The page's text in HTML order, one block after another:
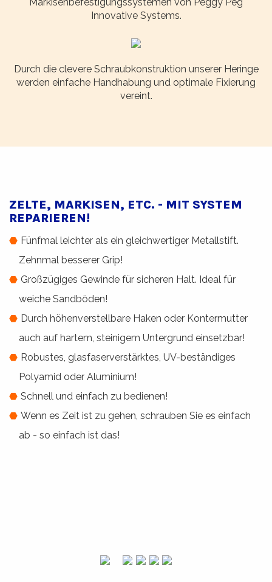
Innovative Systems.
Durch die clevere Schraubkonstruktion unserer Heringe
werden einfache Handhabung und optimale Fixierung
vereint.
ZELTE, MARKISEN, ETC. - MIT SYSTEM
REPARIEREN!
Fünfmal leichter als ein gleichwertiger Metallstift.
Zehnmal besserer Grip!
Großzügiges Gewinde für sicheren Halt. Ideal für
weiche Sandböden!
Durch höhenverstellbare Haken oder Kontermutter
auch auf hartem, steinigem Untergrund einsetzbar!
Robustes, glasfaserverstärktes, UV-beständiges
Polyamid oder Aluminium!
Schnell und einfach zu bedienen!
Wenn es Zeit ist zu gehen, schrauben Sie es einfach
ab - so einfach ist das!